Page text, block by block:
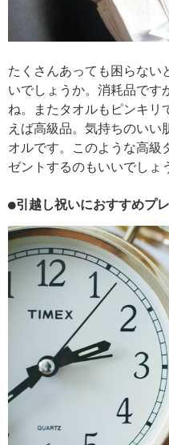
たくさんあっても困らない
いでしょうか。消耗品です
ね。またタオルもピンキリ
えば高級品。気持ちのいい
オルです。このような高級
ゼントするのもいいでしょ
●引越し祝いにおすすめプ